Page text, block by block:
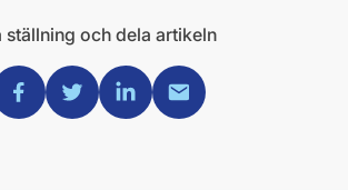
ställning och dela artikeln
via Facebook
Dela via Twitter
Dela via Linkedin
Dela via Mail